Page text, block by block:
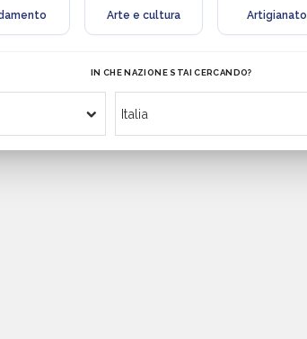
Arte e cultura Artigianato
IN CHE NAZIONE STAI CERCANDO?